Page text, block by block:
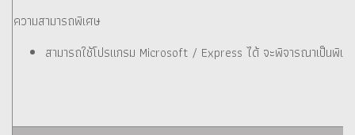
ความสามารถพิเศษ
สามารถใช้โปรแกรม Microsoft / Express ได้ จะพิจารณาเป็นพิเ